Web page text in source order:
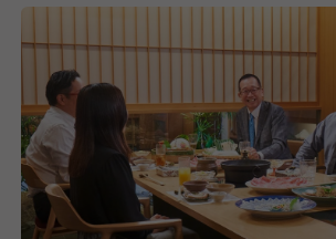
ノの所作と心遣いを身につけられる